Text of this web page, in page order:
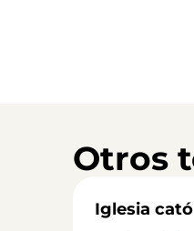
Otros
Iglesia